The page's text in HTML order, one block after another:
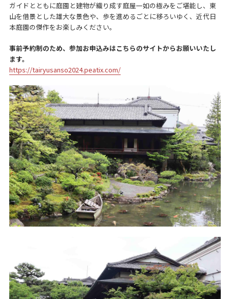
ガイドとともに庭園と建物が織り成す庭屋一如の極みをご堪能し、東
山を借景とした雄大な景色や、歩を進めるごとに移ろいゆく、近代日
本庭園の傑作をお楽しみください。
事前予約制のため、参加お申込みはこちらのサイトからお願いいたし
ます。
https://tairyusanso2024.peatix.com/